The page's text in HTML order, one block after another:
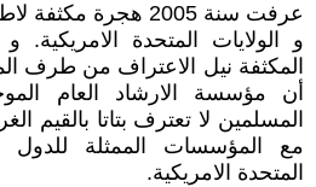
عرفت سنة 2005 هجرة
و الولايات المتحدة
المكثفة نيل الاعتراف من طرف
أن مؤسسة الارشاد العام
المسلمين لا تعترف بتاتا بالقيم
مع المؤسسات الممثلة للدول
المتحدة الامريكية.